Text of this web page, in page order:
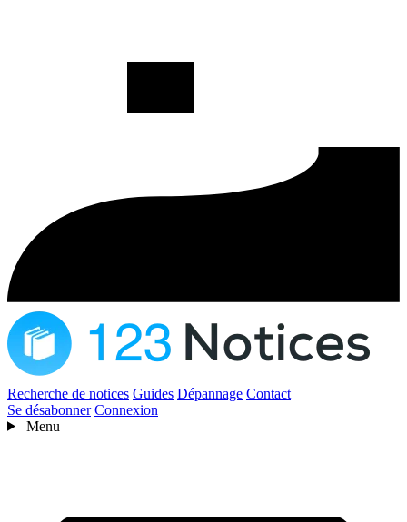
Recherche de notices Guides Dépannage Contact
Se désabonner Connexion
Menu